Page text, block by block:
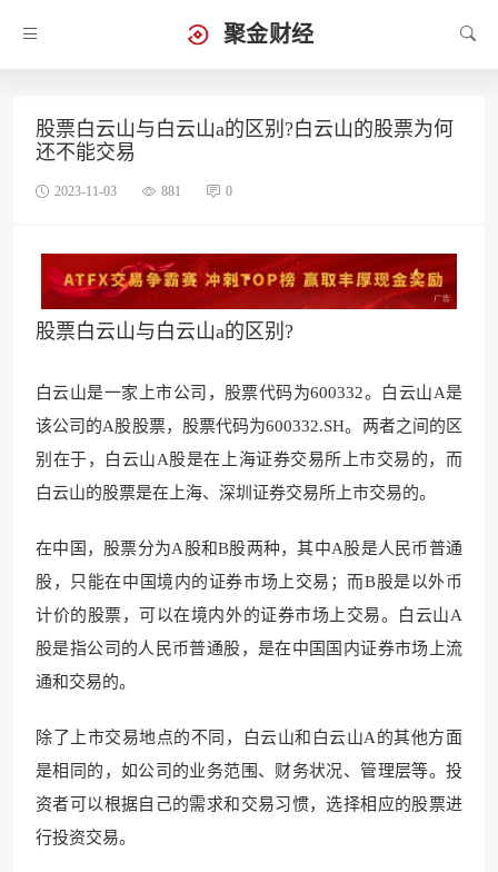
聚金财经
股票白云山与白云山a的区别?白云山的股票为何
还不能交易
2023-11-03 881 0
股票白云山与白云山a的区别?
白云山是一家上市公司，股票代码为600332。白云山A是
该公司的A股股票，股票代码为600332.SH。两者之间的区
别在于，白云山A股是在上海证券交易所上市交易的，而
白云山的股票是在上海、深圳证券交易所上市交易的。
在中国，股票分为A股和B股两种，其中A股是人民币普通
股，只能在中国境内的证券市场上交易；而B股是以外币
计价的股票，可以在境内外的证券市场上交易。白云山A
股是指公司的人民币普通股，是在中国国内证券市场上流
通和交易的。
除了上市交易地点的不同，白云山和白云山A的其他方面
是相同的，如公司的业务范围、财务状况、管理层等。投
资者可以根据自己的需求和交易习惯，选择相应的股票进
行投资交易。